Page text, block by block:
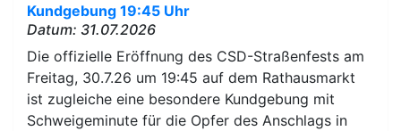
Kundgebung 19:45 Uhr
Datum: 31.07.2026
Die offizielle Eröffnung des CSD-Straßenfests am
Freitag, 30.7.26 um 19:45 auf dem Rathausmarkt
ist zugleiche eine besondere Kundgebung mit
Schweigeminute für die Opfer des Anschlags in